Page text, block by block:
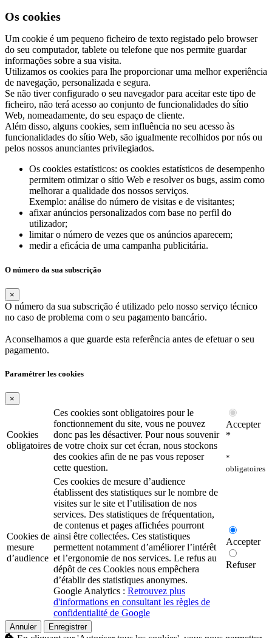
Os cookies
Um cookie é um pequeno ficheiro de texto registado pelo browser
do seu computador, tablete ou telefone que nos permite guardar
informações sobre a sua visita.
Utilizamos os cookies para lhe proporcionar uma melhor experiência
de navegação, personalizada e segura.
Se não tiver configurado o seu navegador para aceitar este tipo de
ficheiro, não terá acesso ao conjunto de funcionalidades do sítio
Web, nomeadamente, do seu espaço de cliente.
Além disso, alguns cookies, sem influência no seu acesso às
funcionalidades do sítio Web, são igualmente recolhidos por nós ou
pelos nossos anunciantes privilegiados.
Os cookies estatísticos: os cookies estatísticos de desempenho
permitem otimizar o sítio Web e resolver os bugs, assim como
melhorar a qualidade dos nossos serviços.
Exemplo: análise do número de visitas e de visitantes;
afixar anúncios personalizados com base no perfil do
utilizador;
limitar o número de vezes que os anúncios aparecem;
medir a eficácia de uma campanha publicitária.
O número da sua subscrição
×
O número da sua subscrição é utilizado pelo nosso serviço técnico
no caso de problema com o seu pagamento bancário.
Aconselhamos a que guarde esta referência antes de efetuar o seu
pagamento.
Paramétrer les cookies
×
Cookies
obligatoires
Ces cookies sont obligatoires pour le
fonctionnement du site, vous ne pouvez
donc pas les désactiver. Pour nous souvenir
de votre choix sur cet écran, nous stockons
des cookies afin de ne pas vous reposer
cette question.
Accepter
*
*
obligatoires
Cookies de
mesure
d’audience
Ces cookies de mesure d’audience
établissent des statistiques sur le nombre de
visites sur le site et l’utilisation de nos
services. Des statistiques de fréquentation,
de contenus et pages affichées pourront
ainsi être collectées. Ces statistiques
permettent notamment d’améliorer l’intérêt
et l’ergonomie de nos services. Le refus au
dépôt de ces Cookies nous empêchera
d’établir des statistiques anonymes.
Google Analytics : Retrouvez plus
d'informations en consultant les règles de
confidentialité de Google
Accepter
Refuser
Annuler Enregistrer